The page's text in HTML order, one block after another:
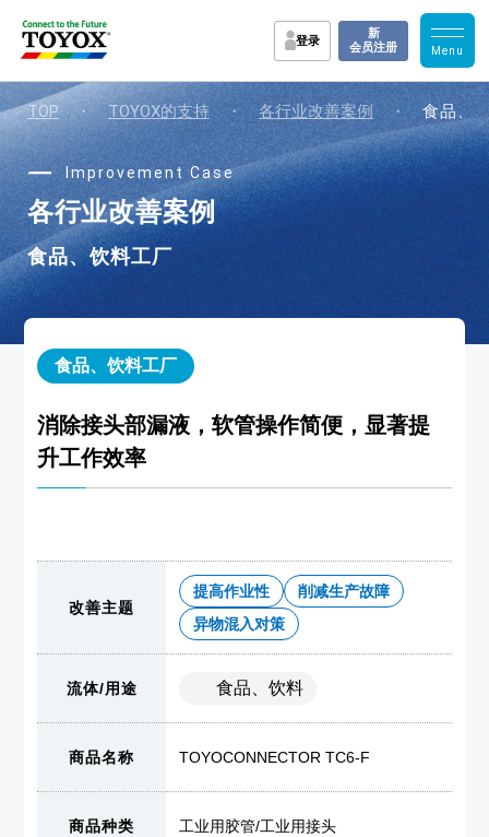
登录
新
会员注册
TOP ・ TOYOX的支持 ・ 各行业改善案例 ・ 食品、
Improvement Case
各行业改善案例
食品、饮料工厂
食品、饮料工厂
消除接头部漏液，软管操作简便，显著提
升工作效率
改善主题
提高作业性
削减生产故障
异物混入对策
流体/用途 食品、饮料
商品名称 TOYOCONNECTOR TC6-F
商品种类 工业用胶管/工业用接头